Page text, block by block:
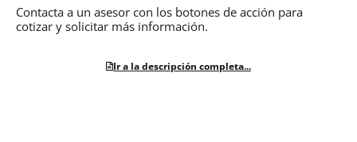
Contacta a un asesor con los botones de acción para
cotizar y solicitar más información.
Ir a la descripción completa...